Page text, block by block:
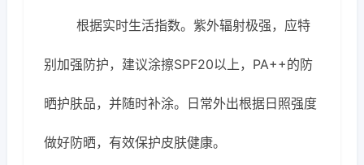
根据实时生活指数。紫外辐射极强，应特
别加强防护，建议涂擦SPF20以上，PA++的防
晒护肤品，并随时补涂。日常外出根据日照强度
做好防晒，有效保护皮肤健康。